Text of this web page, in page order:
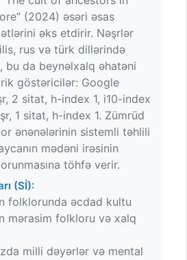
(2024) əsəri əsas
əks etdirir. Nəşrlər
rus və türk dillərində
bu da beynəlxalq əhatəni
göstəricilər: Google
2 sitat, h-index 1, i10-index
1 sitat, h-index 1. Zümrüd
ənənələrinin sistemli təhlili
mədəni irəsinin
töhfə verir.
(Sİ):
folklorunda əcdad kultu
mərasim folkloru və xalq
milli dəyərlər və mental